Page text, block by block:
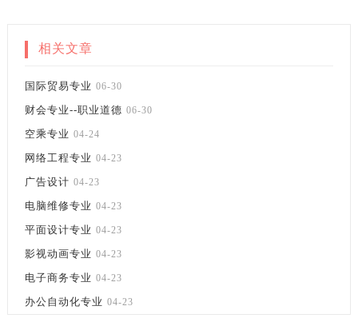
相关文章
国际贸易专业 06-30
财会专业--职业道德 06-30
空乘专业 04-24
网络工程专业 04-23
广告设计 04-23
电脑维修专业 04-23
平面设计专业 04-23
影视动画专业 04-23
电子商务专业 04-23
办公自动化专业 04-23